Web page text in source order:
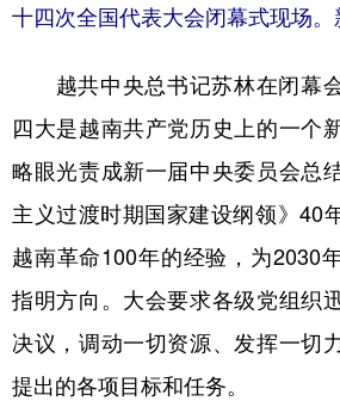
北京 天津 河
辽宁 吉林 上海
浙江 安徽 福
山东 河南 湖
广东 广西 海南
陕西 甘肃 青海
新疆 内蒙古
十四次全国代表大会闭幕式现场
越共中央总书记苏林在闭幕会
四大是越南共产党历史上的一个
略眼光责成新一届中央委员会总
主义过渡时期国家建设纲领》40
越南革命100年的经验，为2030
指明方向。大会要求各级党组织
决议，调动一切资源、发挥一切
提出的各项目标和任务。